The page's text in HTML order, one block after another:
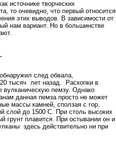
источнике творческих
то очевидно, что первый относится
этих выводов. В зависимости от
нам вариант. Но в большинстве
след обвала,
тысяч лет назад. Раскопки в
пемзу. Однако
данная пемза просто не может
массы камней, сползая с гор,
слой до 1500 С. При столь высоких
грунт плавится. При остывании он и
здесь действительно ни при